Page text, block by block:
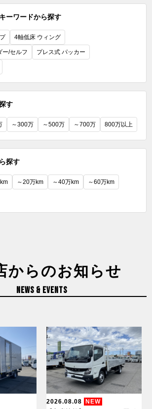
ーワードから探す
4軸低床 ウィング
ー/セルフ プレス式 パッカー
す
～300万 ～500万 ～700万 800万以上
探す
～20万km ～40万km ～60万km
からのお知らせ
NEWS & EVENTS
2026.08.08 NEW